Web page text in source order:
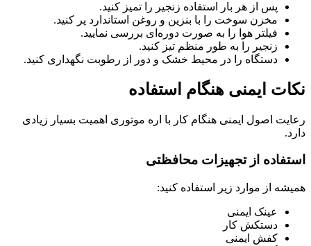
پس از هر بار استفاده زنجیر را تمیز کنید.
مخزن سوخت را با بنزین و روغن استاندارد پر کنید.
فیلتر هوا را به صورت دوره‌ای بررسی نمایید.
زنجیر را به طور منظم تیز کنید.
دستگاه را در محیط خشک و دور از رطوبت نگهداری کنید.
نکات ایمنی هنگام استفاده
رعایت اصول ایمنی هنگام کار با اره موتوری اهمیت بسیار زیادی
دارد.
استفاده از تجهیزات محافظتی
همیشه از موارد زیر استفاده کنید:
عینک ایمنی
دستکش کار
کفش ایمنی